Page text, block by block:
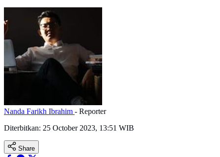
Nanda Farikh Ibrahim - Reporter
Diterbitkan: 25 October 2023, 13:51 WIB
Share